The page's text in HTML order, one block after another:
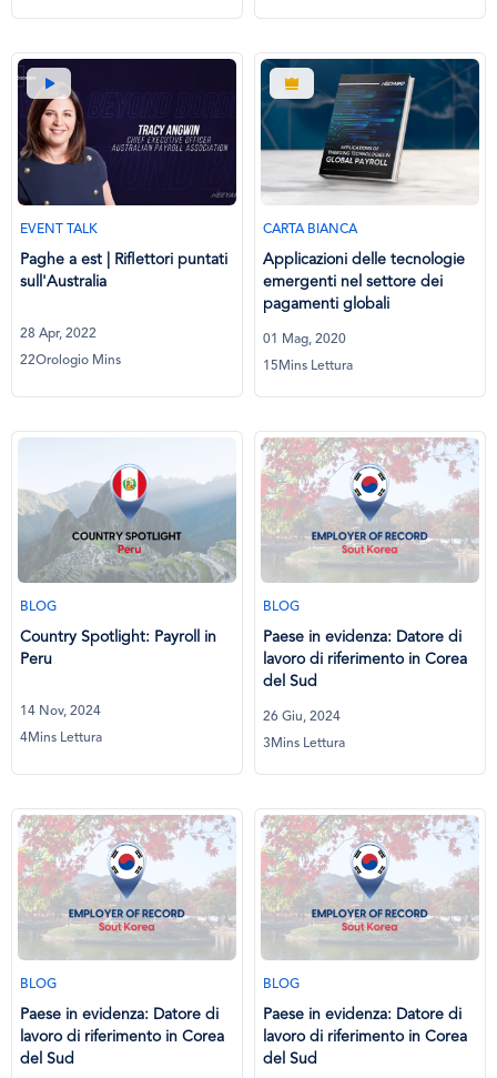
EVENT TALK
Paghe a est | Riflettori puntati
sull'Australia
28 Apr, 2022
22Orologio Mins
CARTA BIANCA
Applicazioni delle tecnologie
emergenti nel settore dei
pagamenti globali
01 Mag, 2020
15Mins Lettura
BLOG
Country Spotlight: Payroll in
Peru
14 Nov, 2024
4Mins Lettura
BLOG
Paese in evidenza: Datore di
lavoro di riferimento in Corea
del Sud
26 Giu, 2024
3Mins Lettura
BLOG
Paese in evidenza: Datore di
lavoro di riferimento in Corea
del Sud
BLOG
Paese in evidenza: Datore di
lavoro di riferimento in Corea
del Sud